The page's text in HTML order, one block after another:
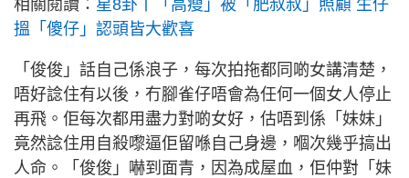
相關閱讀： 星8卦丨「高瘦」被「肥叔叔」照顧 生仔
搵「傻仔」認頭皆大歡喜
「俊俊」話自己係浪子，每次拍拖都同啲女講清楚，
唔好諗住有以後，冇腳雀仔唔會為任何一個女人停止
再飛。佢每次都用盡力對啲女好，估唔到係「妹妹」
竟然諗住用自殺嚟逼佢留喺自己身邊，嗰次幾乎搞出
人命。「俊俊」嚇到面青，因為成屋血，佢仲對「妹